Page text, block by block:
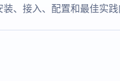
、接入、配置和最佳实践